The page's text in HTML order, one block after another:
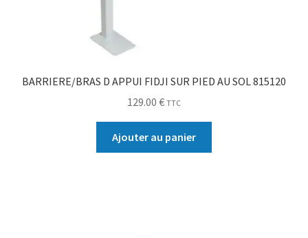
BARRIERE/BRAS D APPUI FIDJI SUR PIED AU SOL 815120
129.00 € TTC
Ajouter au panier